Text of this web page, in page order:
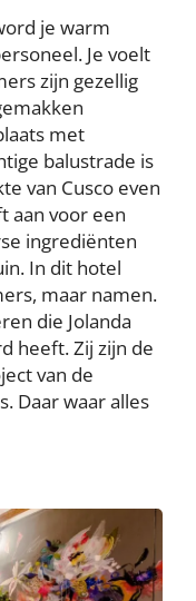
je warm
Je voelt
zijn gezellig
met
balustrade is
van Cusco even
aan voor een
ingrediënten
In dit hotel
maar namen.
die Jolanda
heeft. Zij zijn de
van de
Daar waar alles